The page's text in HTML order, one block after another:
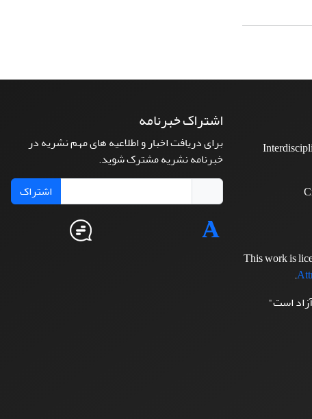
This work is
.
است"
اشتراک خبرنامه
برای دریافت اخبار و اطلاعیه های مهم نشریه در
خبرنامه نشریه مشترک شوید.
اشتراک